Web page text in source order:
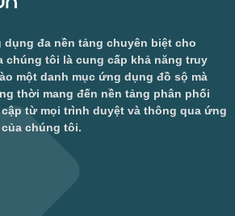
đa nền tảng chuyên biệt cho
chúng tôi là cung cấp khả năng truy
một danh mục ứng dụng đồ sộ mà
thời mang đến nền tảng phân phối
từ mọi trình duyệt và thông qua ứng
chúng tôi.